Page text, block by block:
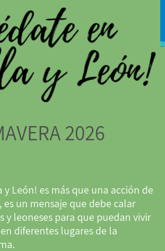
2026
y León! es más que una acción de
un mensaje que debe calar
y leoneses para que puedan vivir
diferentes lugares de la